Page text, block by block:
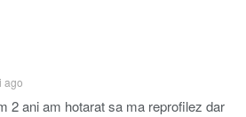
ago
2 ani am hotarat sa ma reprofilez dar